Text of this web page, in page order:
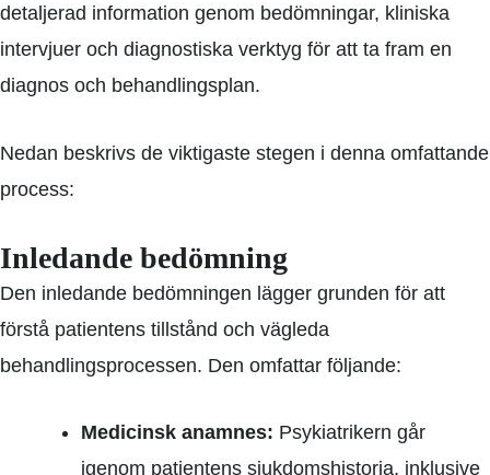
detaljerad information genom bedömningar, kliniska
intervjuer och diagnostiska verktyg för att ta fram en
diagnos och behandlingsplan.
Nedan beskrivs de viktigaste stegen i denna omfattande
process:
Inledande bedömning
Den inledande bedömningen lägger grunden för att
förstå patientens tillstånd och vägleda
behandlingsprocessen. Den omfattar följande:
Medicinsk anamnes: Psykiatrikern går
igenom patientens sjukdomshistoria, inklusive
Hantera ditt samtycke
för att lagra eller få tillgång till enhetsdata. Att neka
Inställningar
Statistik
Marknadsföring